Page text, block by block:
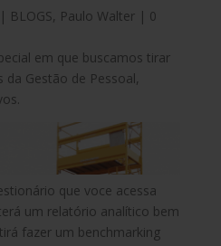
| BLOGS, Paulo Walter| 0
em que buscamos tirar
Gestão de Pessoal,
que voce acessa
um relatório analítico bem
fazer um benchmarking